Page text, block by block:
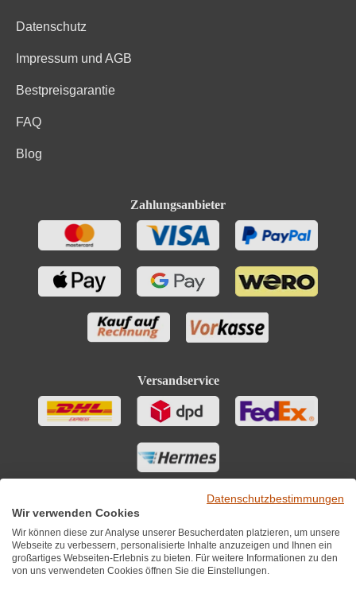
Datenschutz
Impressum und AGB
Bestpreisgarantie
FAQ
Blog
Zahlungsanbieter
Versandservice
Datenschutzbestimmungen
Wir verwenden Cookies
Wir können diese zur Analyse unserer Besucherdaten platzieren, um unsere
Webseite zu verbessern, personalisierte Inhalte anzuzeigen und Ihnen ein
großartiges Webseiten-Erlebnis zu bieten. Für weitere Informationen zu den
von uns verwendeten Cookies öffnen Sie die Einstellungen.